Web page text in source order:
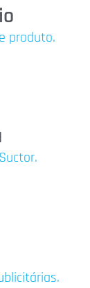
produto.